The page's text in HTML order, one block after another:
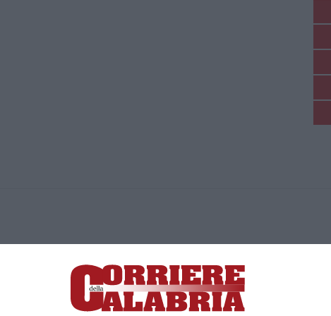
Lamezia Terme (CZ)
responsabile Paola Militano |Privacy